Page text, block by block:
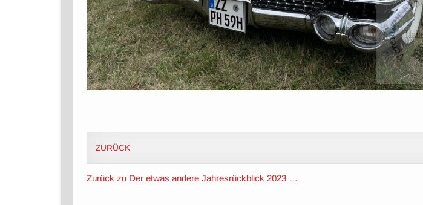
ZURÜCK
Zurück zu Der etwas andere Jahresrückblick 2023 …